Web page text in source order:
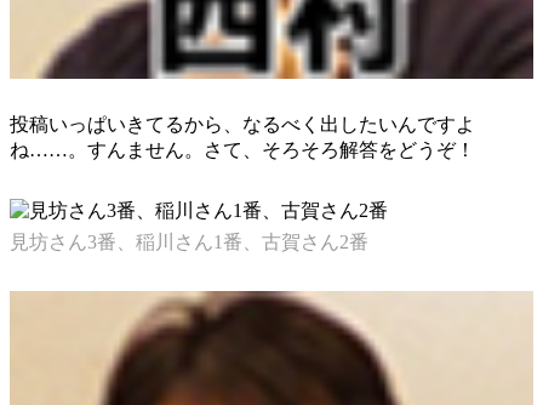
投稿いっぱいきてるから、なるべく出したいんですよ
ね……。すんません。さて、そろそろ解答をどうぞ！
見坊さん3番、稲川さん1番、古賀さん2番